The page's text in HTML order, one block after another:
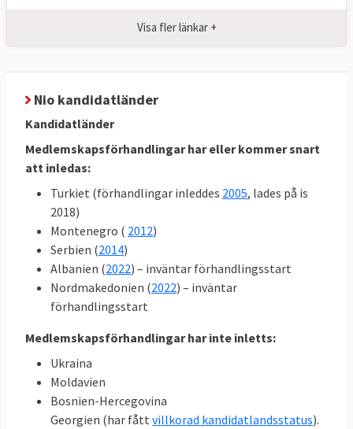
Visa fler länkar +
Nio kandidatländer
Kandidatländer
Medlemskapsförhandlingar har eller kommer snart
att inledas:
Turkiet (förhandlingar inleddes 2005, lades på is
2018)
Montenegro ( 2012)
Serbien (2014)
Albanien (2022) – inväntar förhandlingsstart
Nordmakedonien (2022) – inväntar
förhandlingsstart
Medlemskapsförhandlingar har inte inletts:
Ukraina
Moldavien
Bosnien-Hercegovina
Georgien (har fått villkorad kandidatlandsstatus).